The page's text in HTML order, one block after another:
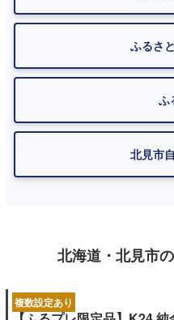
ふるさ
ふ
北見市
北海道・北見市
複数設定あり